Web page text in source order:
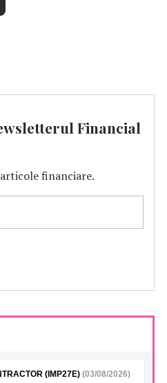
Financial
financiare.
(IMP27E) (03/08/2026)